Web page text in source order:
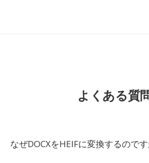
よくある質
なぜDOCXをHEIFに変換するのです